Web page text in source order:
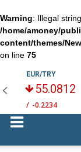
Warning: Illegal
/home/amoney/
content/themes/
on line 75
EUR/TRY
55.0812
/ -0.2234